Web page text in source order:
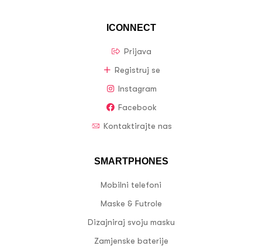
ICONNECT
Prijava
Registruj se
Instagram
Facebook
Kontaktirajte nas
SMARTPHONES
Mobilni telefoni
Maske & Futrole
Dizajniraj svoju masku
Zamjenske baterije